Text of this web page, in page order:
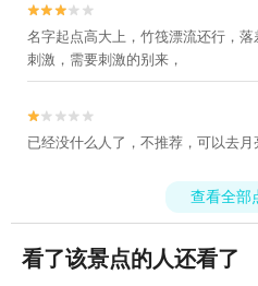


名字起点高大上，竹筏漂流还行，
刺激，需要刺激的别来，


已经没什么人了，不推荐，可以去月
查看全部
看了该景点的人还看了